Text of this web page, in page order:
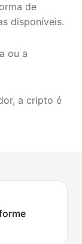
de
disponíveis.
ou a
a cripto é